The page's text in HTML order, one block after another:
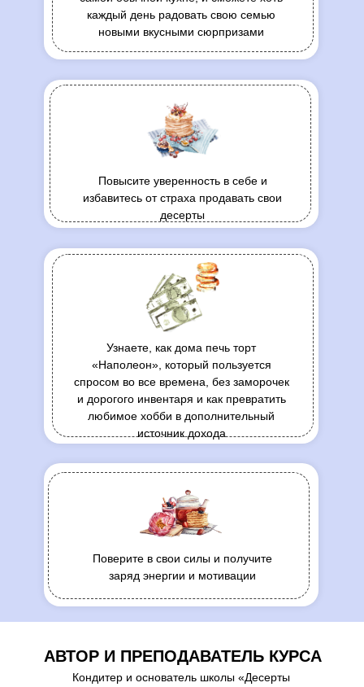
каждый день радовать свою семью
новыми вкусными сюрпризами
Повысите уверенность в себе и
избавитесь от страха продавать свои
десерты
Узнаете, как дома печь торт
«Наполеон», который пользуется
спросом во все времена, без заморочек
и дорогого инвентаря и как превратить
любимое хобби в дополнительный
источник дохода
Поверите в свои силы и получите
заряд энергии и мотивации
АВТОР И ПРЕПОДАВАТЕЛЬ КУРСА
Кондитер и основатель школы «Десерты